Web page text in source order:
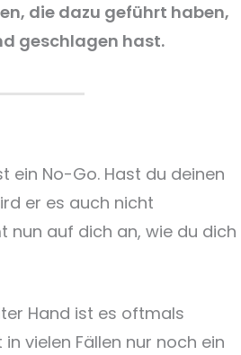
die dazu geführt haben,
geschlagen hast.
ein No-Go. Hast du deinen
er es auch nicht
nun auf dich an, wie du dich
Hand ist es oftmals
vielen Fällen nur noch ein